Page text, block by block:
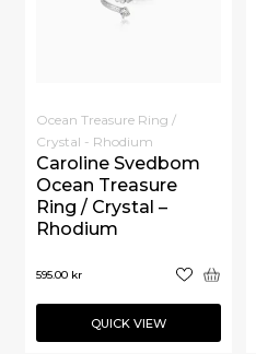
Ocean Treasure Ring /
Crystal - Rhodium
Caroline Svedbom
Ocean Treasure
Ring / Crystal –
Rhodium
595.00 kr
QUICK VIEW